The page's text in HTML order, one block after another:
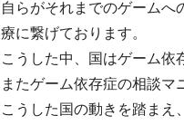
自らがそれまでのゲームへ
療に繋げております。
こうした中、国はゲーム依
またゲーム依存症の相談マ
こうした国の動きを踏まえ